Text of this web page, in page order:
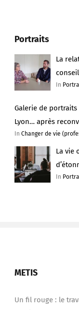
Portraits
La
conseil
In
Galerie de portraits
Lyon… après
In Changer de vie
La vie
In
METIS
Un fil rouge : le